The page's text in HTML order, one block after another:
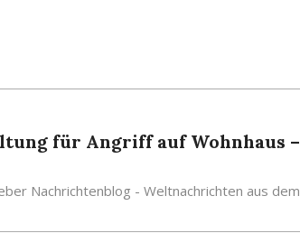
für Angriff auf Wohnhaus –
Nachrichtenblog - Weltnachrichten aus dem